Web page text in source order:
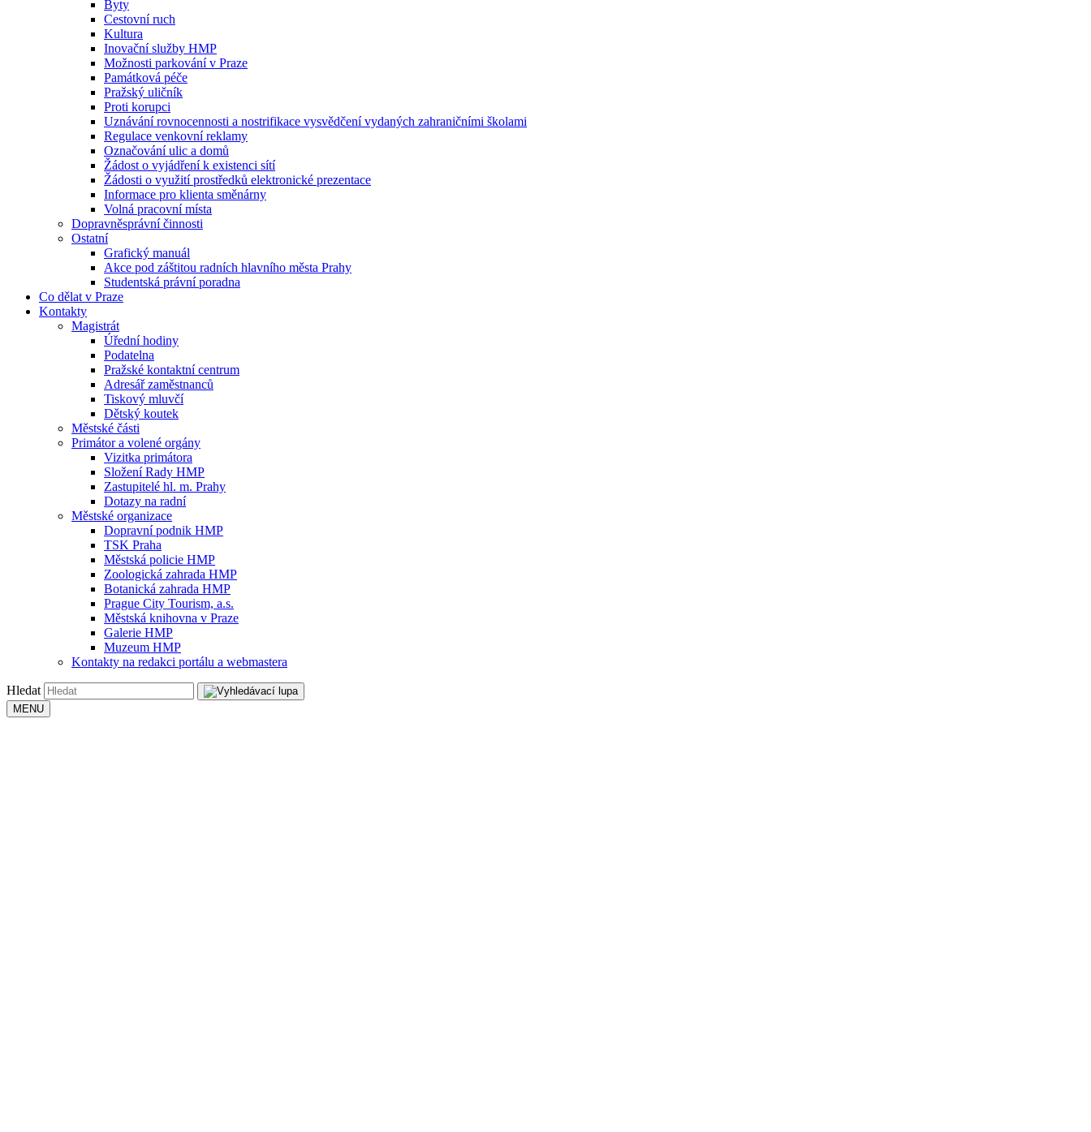
Byty
Cestovní ruch
Kultura
Inovační služby HMP
Možnosti parkování v Praze
Památková péče
Pražský uličník
Proti korupci
Uznávání rovnocennosti a nostrifikace vysvědčení vydaných zahraničními školami
Regulace venkovní reklamy
Označování ulic a domů
Žádost o vyjádření k existenci sítí
Žádosti o využití prostředků elektronické prezentace
Informace pro klienta směnárny
Volná pracovní místa
Dopravněsprávní činnosti
Ostatní
Grafický manuál
Akce pod záštitou radních hlavního města Prahy
Studentská právní poradna
Co dělat v Praze
Kontakty
Magistrát
Úřední hodiny
Podatelna
Pražské kontaktní centrum
Adresář zaměstnanců
Tiskový mluvčí
Dětský koutek
Městské části
Primátor a volené orgány
Vizitka primátora
Složení Rady HMP
Zastupitelé hl. m. Prahy
Dotazy na radní
Městské organizace
Dopravní podnik HMP
TSK Praha
Městská policie HMP
Zoologická zahrada HMP
Botanická zahrada HMP
Prague City Tourism, a.s.
Městská knihovna v Praze
Galerie HMP
Muzeum HMP
Kontakty na redakci portálu a webmastera
Hledat
MENU